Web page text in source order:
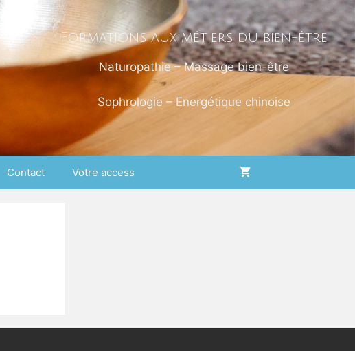
Formations aux métiers du bien-être
Naturopathie – Massage bien-être
Sophrologie – Energétique chinoise
Contact Votre access